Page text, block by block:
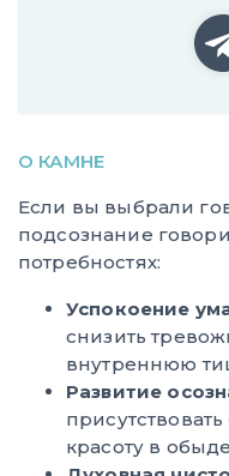
О КАМНЕ
Если вы выбрали
подсознание
потребностях:
Успокоение
снизить
внутреннюю
Развитие
красоту в